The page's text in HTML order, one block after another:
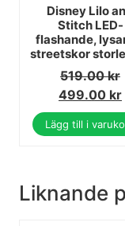
Disney Lilo
Stitch LED-
flashande,
streetskor
519.00kr
499.00 kr
Lägg till i
Liknande